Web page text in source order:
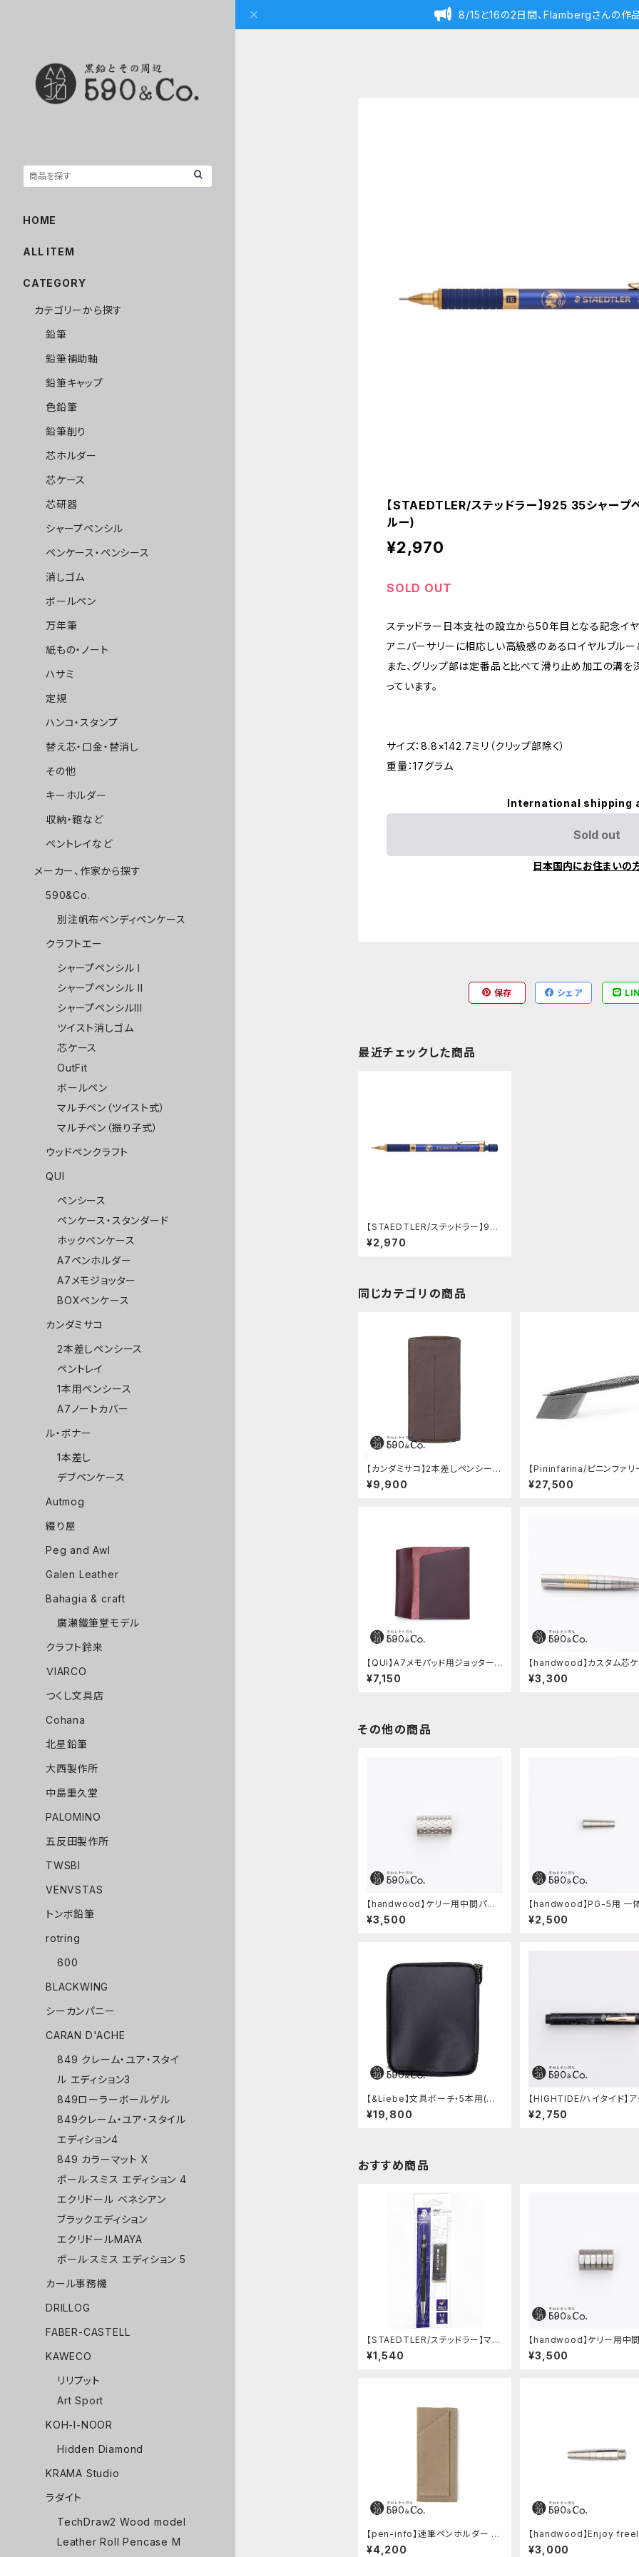
8/15と16の2日間、Flambergさんの作
【STAEDTLER/ステッドラー】925 35シャー
ルー)
¥2,970
SOLD OUT
ステッドラー日本支社の設立から50年目となる記念イ
アニバーサリーに相応しい高級感のあるロイヤルブルー
また、グリップ部は定番品と比べて滑り止め加工の溝
っています。
サイズ：8.8×142.7ミリ（クリップ部除く）
重量：17グラム
International shipping
Sold out
日本国内にお住まいの
保存 シェア
最近チェックした商品
【STAEDTLER/ステッドラー】925
35シャープペンシル 限定モデル
(ロイヤルブルー)
¥2,970
同じカテゴリの商品
【カンダミサコ】2本差しペンシー
ス・ミネルバボックス (カスターニ
ョ)
¥9,900
【Pininfarina/ピニンファリ
peedform (チタン)
¥27,500
【QUI】A7メモパッド用ジョッター・
ブッテーロ (ワイン)
¥7,150
【handwood】カスタム芯ケ
中間パーツ有り/Enjoy
テンレス)
¥3,300
その他の商品
【handwood】ケリー用中間パー
ツ/カスタムグリップ (ディンプル/ス
テンレス)
¥3,500
【handwood】PG-5用 一体
ク部カバー (グルーブ/ステン
¥2,500
【&Liebe】文具ポーチ・5本用(ス
ムースブラック)
¥19,800
【HIGHTIDE/ハイタイド】ア
マーブル万年筆 (ブラック)
¥2,750
おすすめ商品
【STAEDTLER/ステッドラー】マル
ス テクニコ芯ホルダー ブラック・
限定 字消し付セット
¥1,540
【handwood】ケリー用中
ツ/カスタムグリップ (八角形/ステ
ンレス)
¥3,500
【pen-info】速筆ペンホルダー A
5スナップパッド590&Co.別注色
¥4,200
【handwood】Enjoy
軸 (ステンレス)
¥3,000
HOME
ALL ITEM
CATEGORY
カテゴリーから探す
鉛筆
鉛筆補助軸
鉛筆キャップ
色鉛筆
鉛筆削り
芯ホルダー
芯ケース
芯研器
シャープペンシル
ペンケース・ペンシース
消しゴム
ボールペン
万年筆
紙もの・ノート
ハサミ
定規
ハンコ・スタンプ
替え芯・口金・替消し
その他
キーホルダー
収納・鞄など
ペントレイなど
メーカー、作家から探す
590&Co.
別注帆布ベンディペンケース
クラフトエー
シャープペンシル I
シャープペンシル II
シャープペンシルIII
ツイスト消しゴム
芯ケース
OutFit
ボールペン
マルチペン（ツイスト式）
マルチペン（振り子式）
ウッドペンクラフト
QUI
ペンシース
ペンケース・スタンダード
ホックペンケース
A7ペンホルダー
A7メモジョッター
BOXペンケース
カンダミサコ
2本差しペンシース
ペントレイ
1本用ペンシース
A7ノートカバー
ル・ボナー
1本差し
デブペンケース
Autmog
綴り屋
Peg and Awl
Galen Leather
Bahagia & craft
廣瀬鐵筆堂モデル
クラフト鈴来
ＶIARCO
つくし文具店
Cohana
北星鉛筆
大西製作所
中島重久堂
PALOMINO
五反田製作所
TWSBI
VENVSTAS
トンボ鉛筆
rotring
600
BLACKWING
シーカンパニー
CARAN D'ACHE
849 クレーム・ユア・スタイ
ル エディション3
849ローラーボールゲル
849クレーム・ユア・スタイル
エディション4
849 カラーマット X
ポール·スミス エディション 4
エクリドール ベネシアン
ブラックエディション
エクリドールMAYA
ポール·スミス エディション 5
カール事務機
DRILLOG
FABER-CASTELL
KAWECO
リリプット
Art Sport
KOH-I-NOOR
Hidden Diamond
KRAMA Studio
ラダイト
TechDraw2 Wood model
Leather Roll Pencase M